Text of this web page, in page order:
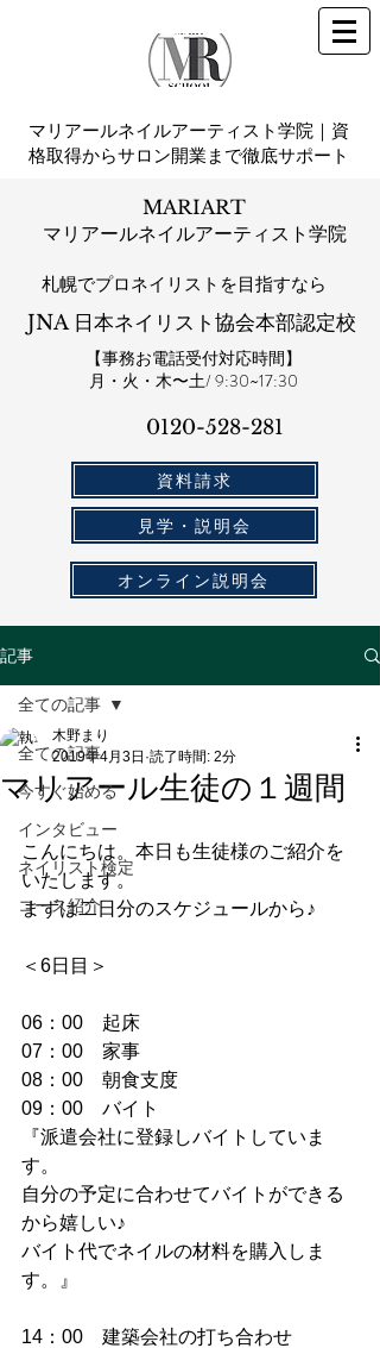
マリアールネイルアーティスト学院｜資
格取得からサロン開業まで徹底サポート
MARIART
マリアールネイルアーティスト学院
札幌​でプロネイリストを目指すなら
JNA 日本ネイリスト協会本部認定校
【事務お電話受付対応時間】
​月・火・木〜土/ 9:30~17:30
0120-528-281​
資料請求
見学・説明会
オンライン説明会
記事
全ての記事
今すぐ始める
インタビュー
ネイリスト検定
コース紹介
全ての記事
マリアール生徒の１週間
木野まり
2019年4月3日 読了時間: 2分
こんにちは。本日も生徒様のご紹介を
いたします。
まずは二日分のスケジュールから♪
＜6日目＞
06：00　起床
07：00　家事
08：00　朝食支度
09：00　バイト
『派遣会社に登録しバイトしていま
す。
自分の予定に合わせてバイトができる
から嬉しい♪
バイト代でネイルの材料を購入しま
す。』
14：00　建築会社の打ち合わせ